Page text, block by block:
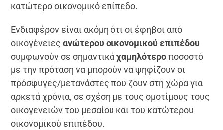
κατώτερο οικονομικό επίπεδο.
Ενδιαφέρον είναι ακόμη ότι οι έφηβοι από
οικογένειεςανώτερου οικονομικού επιπέδου
συμφωνούν σε σημαντικάχαμηλότεροποσοστό
με την πρόταση να μπορούν να ψηφίζουν οι
πρόσφυγες/μετανάστες που ζουν στη χώρα για
αρκετά χρόνια, σε σχέση με τους ομοτίμους τους
οικογενειών του μεσαίου και του κατώτερου
οικονομικού επιπέδου.